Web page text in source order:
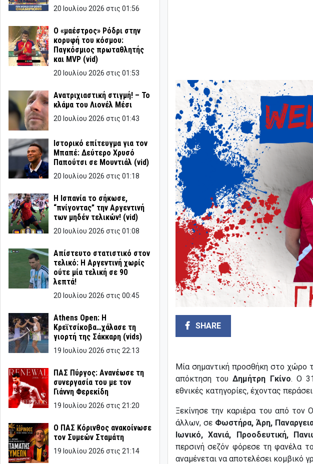
20 Ιουλίου 2026 στις 01:56
Ο «μαέστρος» Ρόδρι στην
κορυφή του κόσμου:
Παγκόσμιος πρωταθλητής
και MVP (vid)
20 Ιουλίου 2026 στις 01:53
Ανατριχιαστική στιγμή! – Το
κλάμα του Λιονέλ Μέσι
20 Ιουλίου 2026 στις 01:43
Ιστορικό επίτευγμα για τον
Μπαπέ: Δεύτερο Χρυσό
Παπούτσι σε Μουντιάλ (vid)
20 Ιουλίου 2026 στις 01:18
Η Ισπανία το σήκωσε,
“πνίγοντας” την Αργεντινή
των μηδέν τελικών! (vid)
20 Ιουλίου 2026 στις 01:08
Απίστευτο στατιστικό στον
τελικό: Η Αργεντινή χωρίς
ούτε μία τελική σε 90
λεπτά!
20 Ιουλίου 2026 στις 00:45
Athens Open: Η
Κρεϊτσίκοβα…χάλασε τη
γιορτή της Σάκκαρη (vids)
19 Ιουλίου 2026 στις 22:13
ΠΑΣ Πύργος: Ανανέωσε τη
συνεργασία του με τον
Γιάννη Φερεκίδη
19 Ιουλίου 2026 στις 21:20
Ο ΠΑΣ Κόρινθος ανακοίνωσε
τον Συμεών Σταμάτη
19 Ιουλίου 2026 στις 21:14
SHARE
Μία σημαντική προσθήκη στο χώρο
απόκτηση τουΔημήτρη Γκίνο. Ο
εθνικές κατηγορίες, έχοντας
Ξεκίνησε την καριέρα του από τον
άλλων, σε Φωστήρα, Άρη,
Ιωνικό, Χανιά, Προοδευτική,
περσινή σεζόν φόρεσε τη φανέλα
αναμένεται να αποτελέσει κομβικό